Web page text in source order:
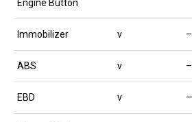
Engine Button
Immobilizer v –
ABS v –
EBD v –